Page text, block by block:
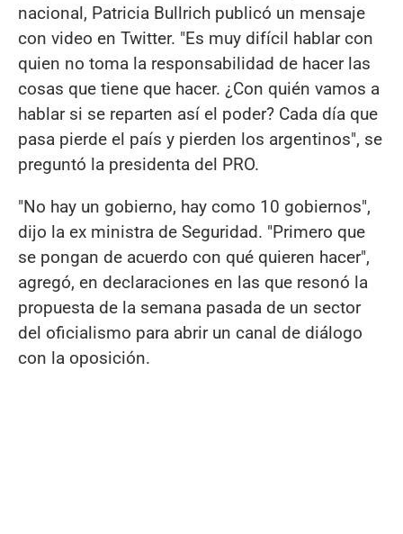
nacional, Patricia Bullrich publicó un mensaje
con video en Twitter. "Es muy difícil hablar con
quien no toma la responsabilidad de hacer las
cosas que tiene que hacer. ¿Con quién vamos a
hablar si se reparten así el poder? Cada día que
pasa pierde el país y pierden los argentinos", se
preguntó la presidenta del PRO.
"No hay un gobierno, hay como 10 gobiernos",
dijo la ex ministra de Seguridad. "Primero que
se pongan de acuerdo con qué quieren hacer",
agregó, en declaraciones en las que resonó la
propuesta de la semana pasada de un sector
del oficialismo para abrir un canal de diálogo
con la oposición.